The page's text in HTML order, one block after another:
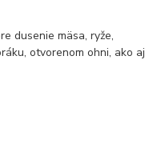
dusenie mäsa, ryže,
otvorenom ohni, ako aj